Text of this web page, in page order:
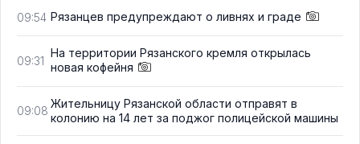
09:54 Рязанцев предупреждают о ливнях и граде
09:31
На территории Рязанского кремля открылась
новая кофейня
09:08
Жительницу Рязанской области отправят в
колонию на 14 лет за поджог полицейской машины